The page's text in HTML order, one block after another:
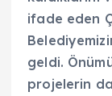
ifade eden
geldi.
projelerin